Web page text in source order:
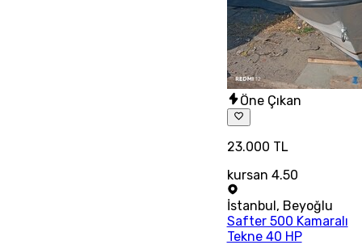
Öne Çıkan
23.000 TL
kursan 4.50
İstanbul, Beyoğlu
Safter 500 Kamaralı
Tekne 40 HP